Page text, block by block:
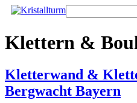
Zum
Klettern &
Kletterwand &
Bergwacht Bayern